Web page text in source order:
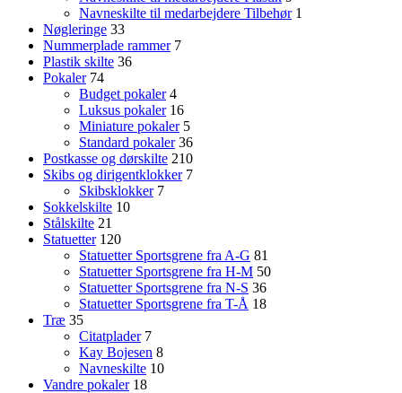
Navneskilte til medarbejdere Tilbehør 1
Nøgleringe 33
Nummerplade rammer 7
Plastik skilte 36
Pokaler 74
Budget pokaler 4
Luksus pokaler 16
Miniature pokaler 5
Standard pokaler 36
Postkasse og dørskilte 210
Skibs og dirigentklokker 7
Skibsklokker 7
Sokkelskilte 10
Stålskilte 21
Statuetter 120
Statuetter Sportsgrene fra A-G 81
Statuetter Sportsgrene fra H-M 50
Statuetter Sportsgrene fra N-S 36
Statuetter Sportsgrene fra T-Å 18
Træ 35
Citatplader 7
Kay Bojesen 8
Navneskilte 10
Vandre pokaler 18